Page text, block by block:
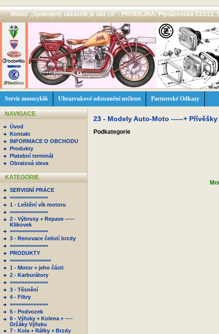
Motto: ,,Spokojený zákazník je náš cíl'' - PRODEJNA: Plynárenská 533/12,
Servis motocyklů Ultrazvukové odstranění nečistot Partnerské Odkazy
NAVIGACE
Úvod
Kontakt
INFORMACE O OBCHODU
Produkty
Platební terminál
Obratová sleva
KATEGORIE
SERVISNÍ PRÁCE
=============
1 - Leštění vík motoru
=============
2 - Výbrusy + Repase -----
Klikovek
=============
3 - Renovace čelistí brzdy
=============
PRODUKTY
==============
1 - Motor + jeho části
2 - Karburátory
=============
3 - Těsnění
4 - Filtry
=============
5 - Podvozek
6 - Výfuky + Kolena + ----
Držáky Výfuku
7 - Kola + Ráfky + Brzdy
23 - Modely Auto-Moto -----+ Přívěšky
Podkategorie